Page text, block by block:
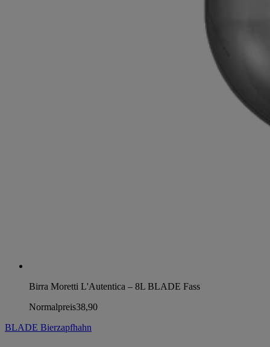
Birra Moretti L'Autentica – 8L BLADE Fass
Normalpreis38,90
BLADE Bierzapfhahn